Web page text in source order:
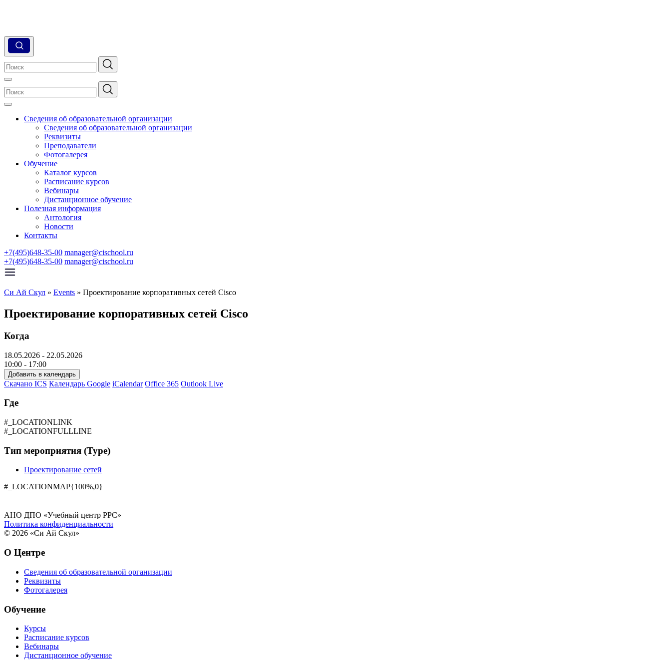
Сведения об образовательной организации
Сведения об образовательной организации
Реквизиты
Преподаватели
Фотогалерея
Обучение
Каталог курсов
Расписание курсов
Вебинары
Дистанционное обучение
Полезная информация
Антология
Новости
Контакты
+7(495)648-35-00 manager@cischool.ru
+7(495)648-35-00 manager@cischool.ru
Си Ай Скул » Events » Проектирование корпоративных сетей Cisco
Проектирование корпоративных сетей Cisco
Когда
18.05.2026 - 22.05.2026
10:00 - 17:00
Добавить в календарь
Скачано ICS Календарь Google iCalendar Office 365 Outlook Live
Где
#_LOCATIONLINK
#_LOCATIONFULLLINE
Тип мероприятия (Type)
Проектирование сетей
#_LOCATIONMAP{100%,0}
АНО ДПО «Учебный центр РРС»
Политика конфиденциальности
© 2026 «Си Ай Скул»
О Центре
Сведения об образовательной организации
Реквизиты
Фотогалерея
Обучение
Курсы
Расписание курсов
Вебинары
Дистанционное обучение